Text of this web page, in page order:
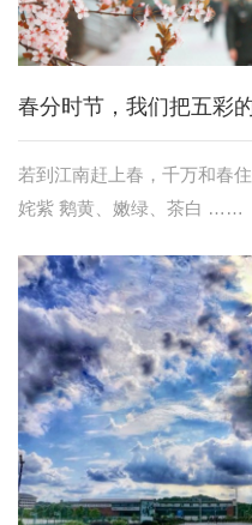
若到江南赶上春，千万和春住 樱粉、桃红、
姹紫 鹅黄、嫩绿、茶白 ……